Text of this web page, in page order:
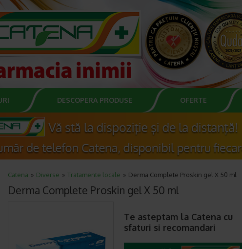
DESCOPERA PRODUSE OFERTE
Catena Diverse Tratamente locale Derma Complete Proskin gel X 50 ml
Derma Complete Proskin gel X 50 ml
Te asteptam la Catena cu
sfaturi si recomandari